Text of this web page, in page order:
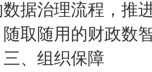
据治理流程，推
取随用的财政数
组织保障